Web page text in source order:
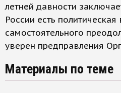
летней давности
России есть
самостоятельного
уверен предправления
Материалы по теме